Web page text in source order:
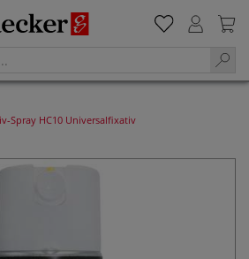
Spray HC10 Universalfixativ